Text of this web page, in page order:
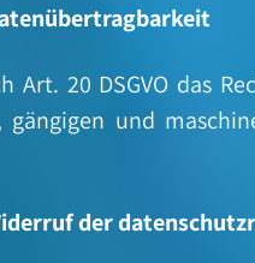
Art. 20 DSGVO das
gängigen und
der